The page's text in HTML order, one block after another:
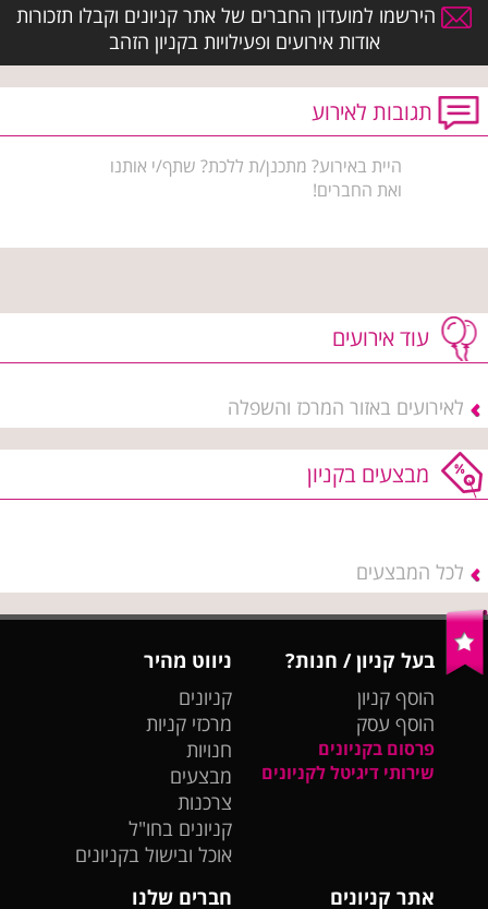
הירשמו למועדון החברים של אתר קניונים וקבלו תזכורות
אודות אירועים ופעילויות בקניון הזהב
תגובות לאירוע
היית באירוע? מתכנן/ת ללכת? שתף/י אותנו
ואת החברים!
עוד אירועים
לאירועים באזור המרכז והשפלה
מבצעים בקניון
לכל המבצעים
בעל קניון / חנות?
הוסף קניון
הוסף עסק
פרסום בקניונים
שירותי דיגיטל לקניונים
ניווט מהיר
קניונים
מרכזי קניות
חנויות
מבצעים
צרכנות
קניונים בחו"ל
אוכל ובישול בקניונים
אתר קניונים
חברים שלנו